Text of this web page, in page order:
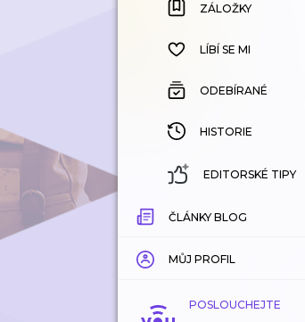
ZÁLOŽKY
HISTORIE
ZÁLOŽKY
LÍBÍ SE MI
ODEBÍRANÉ
HISTORIE
EDITORSKÉ TIPY
ČLÁNKY BLOG
MŮJ PROFIL
POSLOUCHEJTE